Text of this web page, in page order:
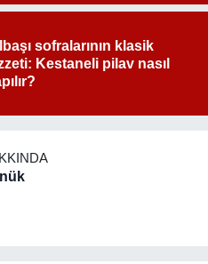
sofralarının klasik
Kestaneli pilav nasıl